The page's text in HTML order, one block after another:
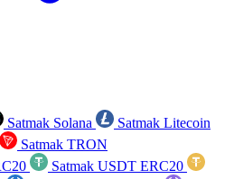
Satmak Solana
Satmak Litecoin
Satmak TRON
Satmak USDT ERC20